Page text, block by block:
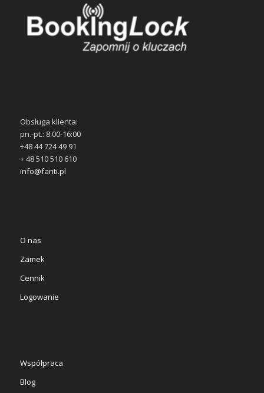
Obsługa klienta:
pn.-pt.: 8:00-16:00
+48 44 724 49 91
+ 48 510 510 610
info@fanti.pl
O nas
Zamek
Cennik
Logowanie
Współpraca
Blog